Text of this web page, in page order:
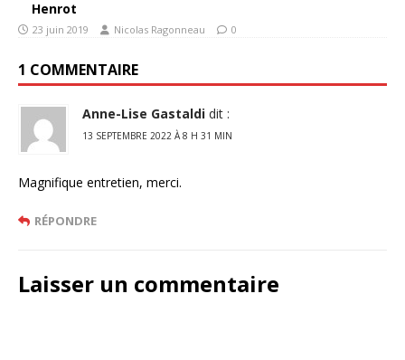
Henrot
23 juin 2019 Nicolas Ragonneau 0
1 COMMENTAIRE
Anne-Lise Gastaldi dit :
13 SEPTEMBRE 2022 À 8 H 31 MIN
Magnifique entretien, merci.
RÉPONDRE
Laisser un commentaire